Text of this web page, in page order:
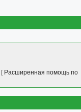
[ Расширенная помощь по